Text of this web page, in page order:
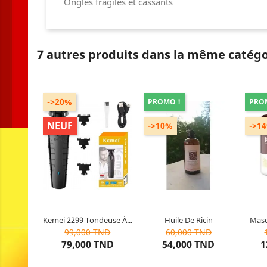
7 autres produits dans la même
Kemei 2299 Tondeuse À...
99,000 TND
79,000 TND
->20%
NEUF
Contenu de l’emballage : 3 x
peignes limites (1MM
/2MM/3MM ) 1 x tondeuse 1
x brosse 1 x câble de charge
Couleur : Noir
Dernierarticle restant Huile De Ricin
60,000 TND
54,000 TND
PROMO !
->10%
10articles restants
-
Type